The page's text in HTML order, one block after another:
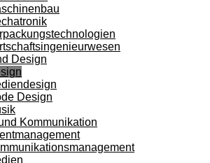
Design
Design
Kommunikation